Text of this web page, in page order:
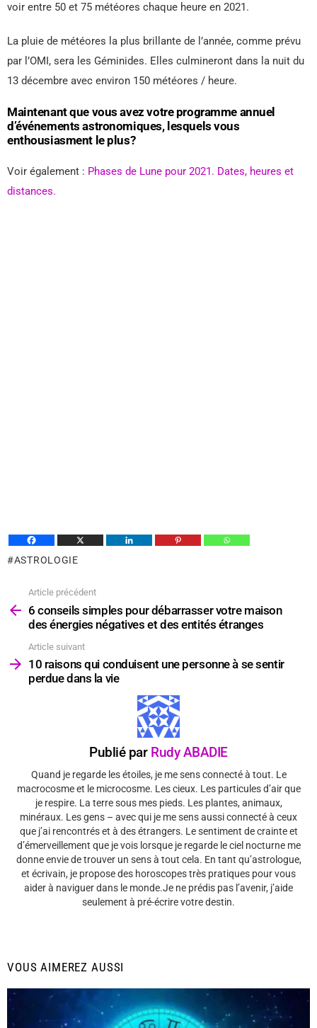
voir entre 50 et 75 météores chaque heure en 2021.
La pluie de météores la plus brillante de l’année, comme prévu
par l’OMI, sera les Géminides. Elles culmineront dans la nuit du
13 décembre avec environ 150 météores / heure.
Maintenant que vous avez votre programme annuel
d’événements astronomiques, lesquels vous
enthousiasment le plus?
Voir également : Phases de Lune pour 2021. Dates, heures et
distances.
ASTROLOGIE
plus
Article précédent
6 conseils simples pour débarrasser votre maison
des énergies négatives et des entités étranges
Article suivant
10 raisons qui conduisent une personne à se sentir
perdue dans la vie
Publié par Rudy ABADIE
Quand je regarde les étoiles, je me sens connecté à tout. Le
macrocosme et le microcosme. Les cieux. Les particules d’air que
je respire. La terre sous mes pieds. Les plantes, animaux,
minéraux. Les gens – avec qui je me sens aussi connecté à ceux
que j’ai rencontrés et à des étrangers. Le sentiment de crainte et
d’émerveillement que je vois lorsque je regarde le ciel nocturne me
donne envie de trouver un sens à tout cela. En tant qu’astrologue,
et écrivain, je propose des horoscopes très pratiques pour vous
aider à naviguer dans le monde.Je ne prédis pas l’avenir, j’aide
seulement à pré-écrire votre destin.
VOUS AIMEREZ AUSSI